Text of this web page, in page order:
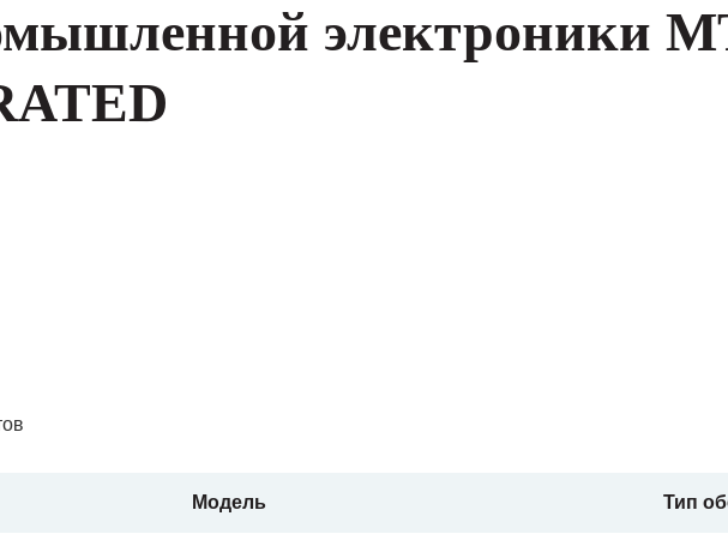
электроники
Модель Тип